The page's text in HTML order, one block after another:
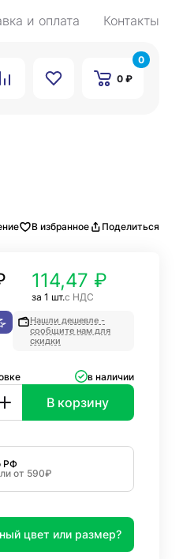
и оплата Контакты
0 ₽
0
В избранное Поделиться
114,47 ₽
за 1 шт.с НДС
Нашли дешевле -
сообщите нам для
скидки
в наличии
В корзину
РФ
от 590₽
цвет или размер?